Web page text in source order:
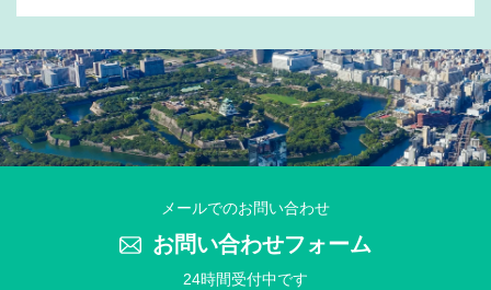
2025年 年末年始休業のお知らせ
2025年7月31日
2025年 夏季休業のお知らせ
2025年 ゴールデンウイーク休業のお知らせ
メールでのお問い合わせ
お問い合わせフォーム
24時間受付中です